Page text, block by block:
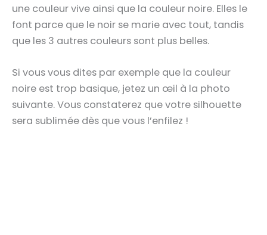
une couleur vive ainsi que la couleur noire. Elles le
font parce que le noir se marie avec tout, tandis
que les 3 autres couleurs sont plus belles.
Si vous vous dites par exemple que la couleur
noire est trop basique, jetez un œil à la photo
suivante. Vous constaterez que votre silhouette
sera sublimée dès que vous l’enfilez !